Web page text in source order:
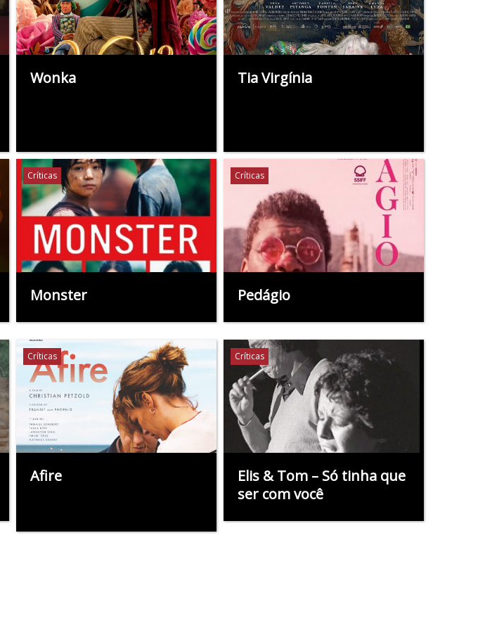
Wonka Tia Virgínia
Críticas
Monster
Críticas
Pedágio
Críticas
Afire
Críticas
Elis & Tom – Só tinha que
ser com você